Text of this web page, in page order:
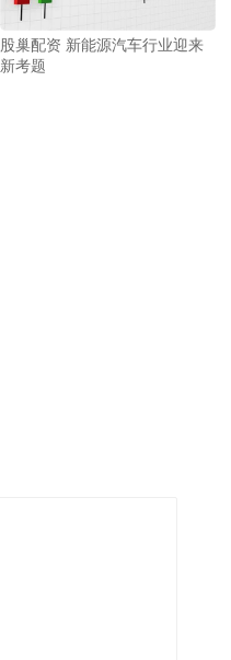
股巢配资 新能源汽车行业迎来
新考题